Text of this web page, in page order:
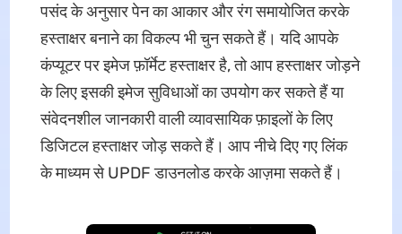
पसंद के अनुसार पेन का आकार और रंग समायोजित करके
हस्ताक्षर बनाने का विकल्प भी चुन सकते हैं। यदि आपके
कंप्यूटर पर इमेज फ़ॉर्मेट हस्ताक्षर है, तो आप हस्ताक्षर जोड़ने
के लिए इसकी इमेज सुविधाओं का उपयोग कर सकते हैं या
संवेदनशील जानकारी वाली व्यावसायिक फ़ाइलों के लिए
डिजिटल हस्ताक्षर जोड़ सकते हैं। आप नीचे दिए गए लिंक
के माध्यम से UPDF डाउनलोड करके आज़मा सकते हैं।